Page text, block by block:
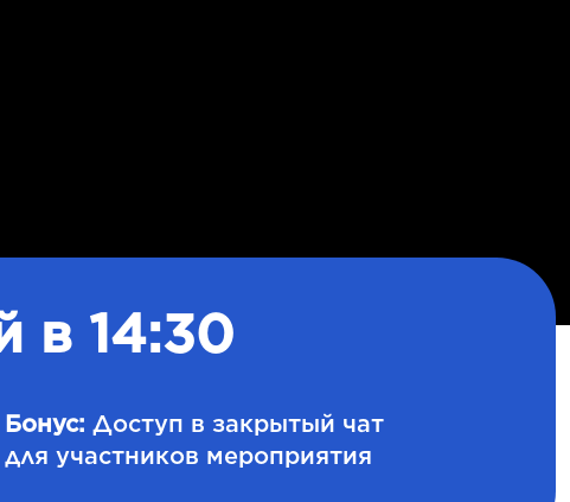
Бонус: Доступ в закрытый чат
для участников мероприятия
в 14:30